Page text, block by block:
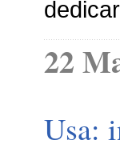
22
Usa: